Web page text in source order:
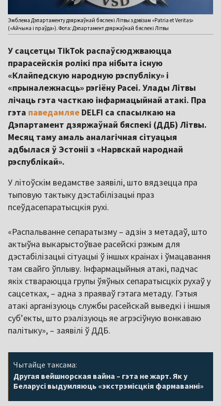
Эмблема Дэпартаменту дзяржаўнай бяспекі Літвы з дэвізам «Patria et Veritas»
(«Айчына і праўда»). Фота: Дэпартамент дзяржаўнай бяспекі Літвы
У сацсетцы TikTok распаўсюджваюцца
прарасейскія ролікі пра нібыта існую
«Клайпедскую народную рэспубліку» і
«прыналежнасць» рэгіёну Расеі. Улады Літвы
лічаць гэта часткаю інфармацыйнай атакі. Пра
гэта паведамляе DELFI са спасылкаю на
Дэпартамент дзяржаўнай бяспекі (ДДБ) Літвы.
Месяц таму амаль аналагічная сітуацыя
адбылася ў Эстоніі з «Нарвскай народнай
рэспублікай».
У літоўскім ведамстве заявілі, што вядзецца пра
тыповую тактыку дэстабілізацыі праз
псеўдасепаратысцкія рухі.
«Распальванне сепаратызму – адзін з метадаў, што
актыўна выкарыстоўвае расейскі рэжым для
дэстабілізацыі сітуацыі ў іншых краінах і ўмацавання
там свайго ўплыву. Інфармацыйныя атакі, падчас
якіх ствараюцца групы ўяўных сепаратысцкіх рухаў у
сацсетках, – адна з праяваў гэтага метаду. Гэтыя
атакі арганізуюць службы расейскай выведкі і іншыя
суб’екты, што рэалізуюць яе агрэсіўную вонкаваю
палітыку», – заявілі ў ДДБ.
Чытайце таксама:
Другая вейшнорская вайна – гэта не жарт. Як у
Беларусі выдумляюць «экстрэмісцкія фармаванні»